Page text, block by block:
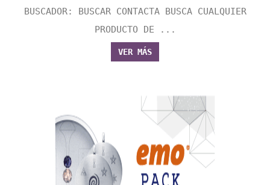
BUSCADOR: BUSCAR CONTACTA BUSCA CUALQUIER
PRODUCTO DE ...
VER MÁS